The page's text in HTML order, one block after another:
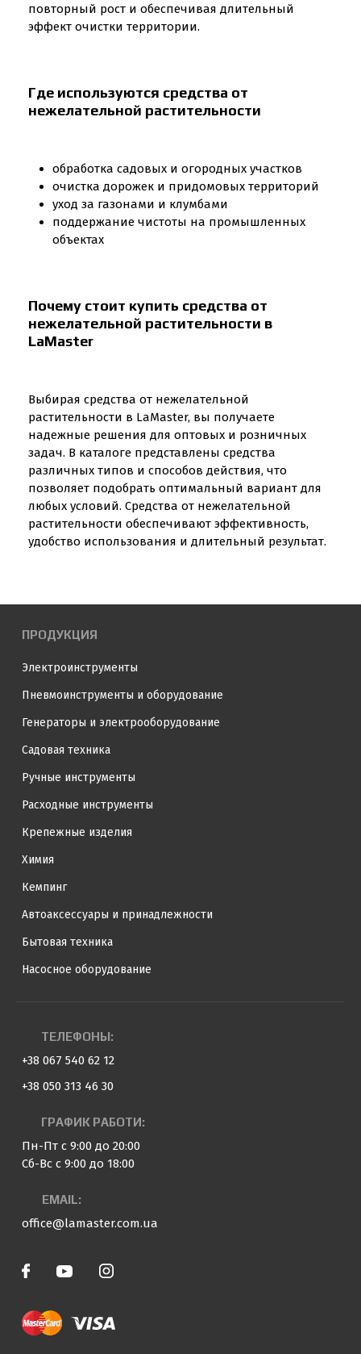
повторный рост и обеспечивая длительный
эффект очистки территории.
Где используются средства от
нежелательной растительности
обработка садовых и огородных участков
очистка дорожек и придомовых территорий
уход за газонами и клумбами
поддержание чистоты на промышленных
объектах
Почему стоит купить средства от
нежелательной растительности в
LaMaster
Выбирая средства от нежелательной
растительности в LaMaster, вы получаете
надежные решения для оптовых и розничных
задач. В каталоге представлены средства
различных типов и способов действия, что
позволяет подобрать оптимальный вариант для
любых условий. Средства от нежелательной
растительности обеспечивают эффективность,
удобство использования и длительный результат.
ПРОДУКЦИЯ
Электроинструменты
Пневмоинструменты и оборудование
Генераторы и электрооборудование
Садовая техника
Ручные инструменты
Расходные инструменты
Крепежные изделия
Химия
Кемпинг
Автоаксессуары и принадлежности
Бытовая техника
Насосное оборудование
ТЕЛЕФОНЫ:
+38 067 540 62 12
+38 050 313 46 30
ГРАФИК РАБОТИ:
Пн-Пт с 9:00 до 20:00
Сб-Вс с 9:00 до 18:00
EMAIL:
office@lamaster.com.ua